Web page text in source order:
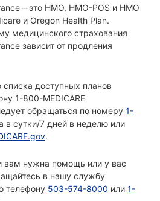
– это HMO, HMO-POS и HMO
и Oregon Health Plan.
медицинского страхования
зависит от продления
списка доступных планов
1-800-MEDICARE
обращаться по номеру 1-
в сутки/7 дней в неделю или
.
вам нужна помощь или у вас
в нашу службу
телефону 503-574-8000 или 1-